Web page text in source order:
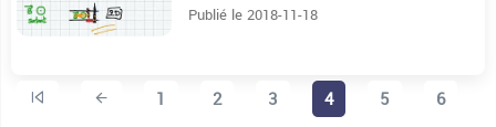
Publié le 2018-11-18
1 2 3 4 5
6